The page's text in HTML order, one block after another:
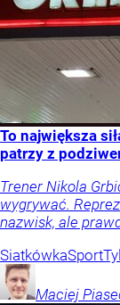
To największa
patrzy z
Trener Nikola
wygrywać.
nazwisk, ale
SiatkówkaSport
Maciej